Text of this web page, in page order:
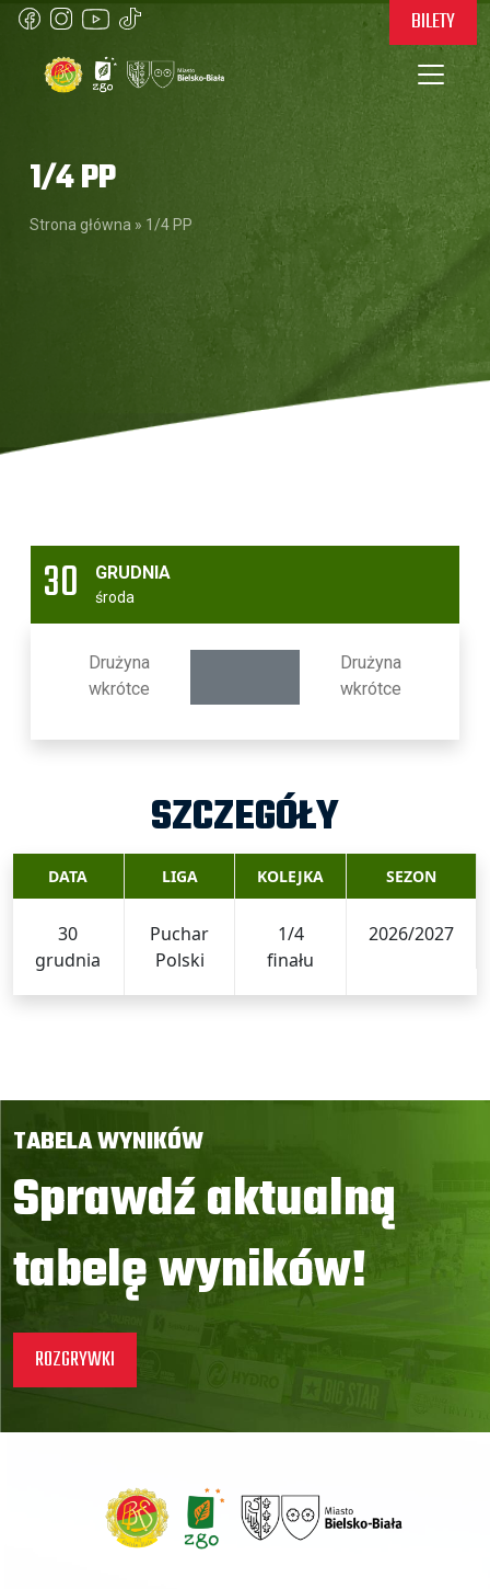
BILETY
1/4 PP
Strona główna » 1/4 PP
30 GRUDNIA
środa
Drużyna
wkrótce
Drużyna
wkrótce
SZCZEGÓŁY
DATA
30
grudnia
LIGA
Puchar
Polski
KOLEJKA
1/4
finału
SEZON
2026/2027
TABELA WYNIKÓW
Sprawdź aktualną
tabelę wyników!
ROZGRYWKI